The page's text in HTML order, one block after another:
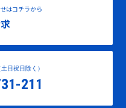
はコチラから
日祝日除く）
211